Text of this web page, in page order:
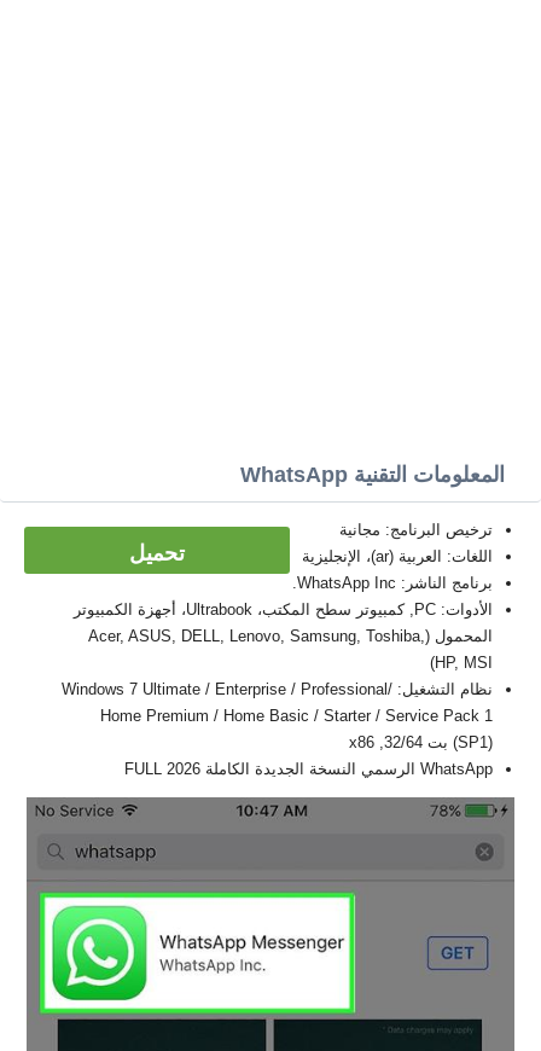
المعلومات التقنية WhatsApp
تحميل
ترخيص البرنامج: مجانية
اللغات: العربية (ar)، الإنجليزية
برنامج الناشر: WhatsApp Inc.
الأدوات: PC, كمبيوتر سطح المكتب، Ultrabook، أجهزة الكمبيوتر
المحمول (Acer, ASUS, DELL, Lenovo, Samsung, Toshiba,
HP, MSI)
نظام التشغيل: Windows 7 Ultimate / Enterprise / Professional/
Home Premium / Home Basic / Starter / Service Pack 1
(SP1) بت 32/64, x86
WhatsApp الرسمي النسخة الجديدة الكاملة FULL 2026